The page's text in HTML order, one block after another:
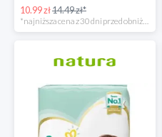
10.99 zł14.49 zł*
*najniższa cena z 30 dni przed obniżką